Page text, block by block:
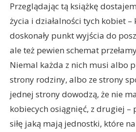
Przeglądając tą książkę
życia i działalności tych kobiet
doskonały punkt wyjścia do
ale też pewien schemat
Niemal każda z nich musi albo
strony rodziny, albo ze strony
jednej strony dowodzą, że nie
kobiecych osiągnięć, z drugiej –
siłę jaką mają jednostki, które